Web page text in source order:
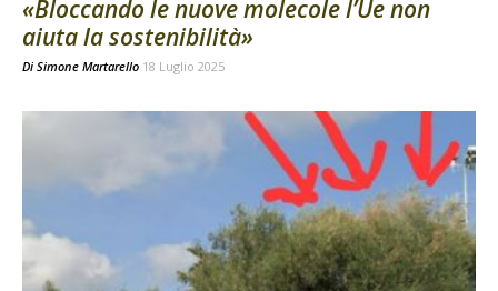
«Bloccando le nuove molecole l’Ue non
aiuta la sostenibilità»
Di Simone Martarello 18 Luglio 2025